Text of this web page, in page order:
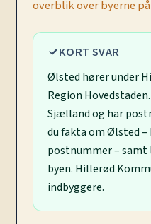
overblik over byerne
KORT SVAR
Ølsted hører under
Region
Sjælland og har
du fakta om Ølsted
postnummer – samt
byen. Hillerød
indbyggere.